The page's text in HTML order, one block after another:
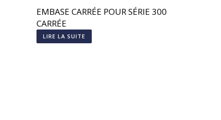
EMBASE CARRÉE POUR SÉRIE 300
CARRÉE
LIRE LA SUITE